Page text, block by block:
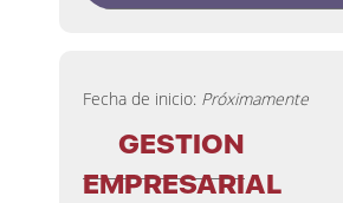
Fecha de inicio: Próximamente
GESTION
EMPRESARIAL